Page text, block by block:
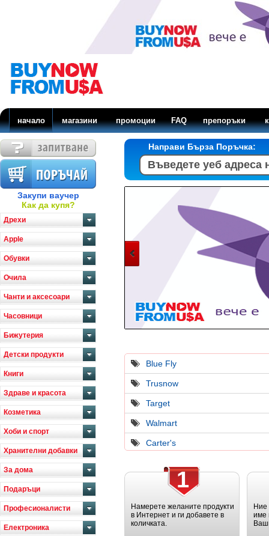
начало магазини промоции FAQ препоръки
Закупи ваучер
Как да купя?
Дрехи
Apple
Обувки
Очила
Чанти и аксесоари
Часовници
Бижутерия
Детски продукти
Книги
Здраве и красота
Козметика
Хоби и спорт
Хранителни добавки
За дома
Подаръци
Професионалисти
Електроника
Направи Бърза Поръчка:
Blue Fly
Trusnow
Target
Walmart
Carter's
1
Намерете желаните продукти
в Интернет и ги добавете в
количката.
име